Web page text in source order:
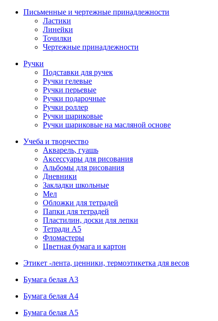
Письменные и чертежные принадлежности
Ластики
Линейки
Точилки
Чертежные принадлежности
Ручки
Подставки для ручек
Ручки гелевые
Ручки перьевые
Ручки подарочные
Ручки роллер
Ручки шариковые
Ручки шариковые на масляной основе
Учеба и творчество
Акварель, гуашь
Аксессуары для рисования
Альбомы для рисования
Дневники
Закладки школьные
Мел
Обложки для тетрадей
Папки для тетрадей
Пластилин, доски для лепки
Тетради А5
Фломастеры
Цветная бумага и картон
Этикет -лента, ценники, термоэтикетка для весов
Бумага белая А3
Бумага белая А4
Бумага белая А5